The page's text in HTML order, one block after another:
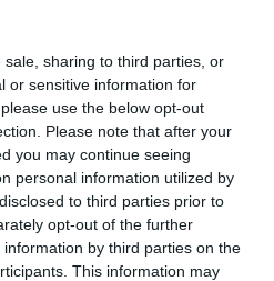
sharing to third parties, or
or sensitive information for
use the below opt-out
Please note that after your
you may continue seeing
personal information utilized by
to third parties prior to
opt-out of the further
by third parties on the
This information may
l'Associació Catalana de
Diagonal de Barcelona |